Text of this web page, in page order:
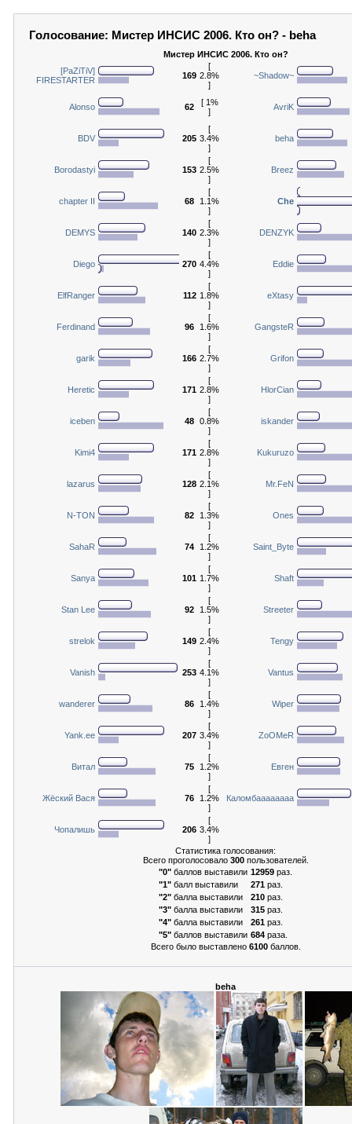
Голосование: Мистер ИНСИС 2006. Кто он? - beha
Мистер ИНСИС 2006. Кто он?
[PaZiTiV]
FIRESTARTER
169
[
2.8%
]
~Shadow~
Alonso 62
[ 1%
]
AvriK
BDV 205
[
3.4%
]
beha
Borodastyi 153
[
2.5%
]
Breez
chapter II 68
[
1.1%
]
Che
DEMYS 140
[
2.3%
]
DENZYK
Diego 270
[
4.4%
]
Eddie
ElfRanger 112
[
1.8%
]
eXtasy
Ferdinand 96
[
1.6%
]
GangsteR
garik 166
[
2.7%
]
Grifon
Heretic 171
[
2.8%
]
HlorCian
iceben 48
[
0.8%
]
iskander
Kimi4 171
[
2.8%
]
Kukuruzo
lazarus 128
[
2.1%
]
Mr.FeN
N-TON 82
[
1.3%
]
Ones
SahaR 74
[
1.2%
]
Saint_Byte
Sanya 101
[
1.7%
]
Shaft
Stan Lee 92
[
1.5%
]
Streeter
strelok 149
[
2.4%
]
Tengy
Vanish 253
[
4.1%
]
Vantus
wanderer 86
[
1.4%
]
Wiper
Yank.ee 207
[
3.4%
]
ZoOMeR
Витал 75
[
1.2%
]
Евген
Жёский Вася 76
[
1.2%
]
Каломбаааааааа
Чопалишь 206
[
3.4%
]
Статистика голосования:
Всего проголосовало 300пользователей.
"0" баллов выставили 12959 раз.
"1" балл выставили 271 раз.
"2" балла выставили 210 раз.
"3" балла выставили 315 раз.
"4" балла выставили 261 раз.
"5" баллов выставили 684 раза.
Всего было выставлено 6100баллов.
beha